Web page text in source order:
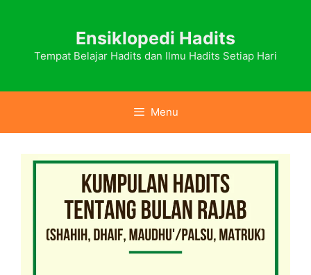
Ensiklopedi Hadits
Tempat Belajar Hadits dan Ilmu Hadits Setiap Hari
Menu